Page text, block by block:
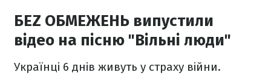
БЕZ ОБМЕЖЕНЬ випустили
відео на пісню "Вільні люди"
Українці 6 днів живуть у страху війни.